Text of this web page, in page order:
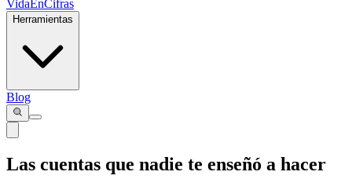
VidaEnCifras
Herramientas
Blog
Las cuentas que nadie te enseñó a hacer